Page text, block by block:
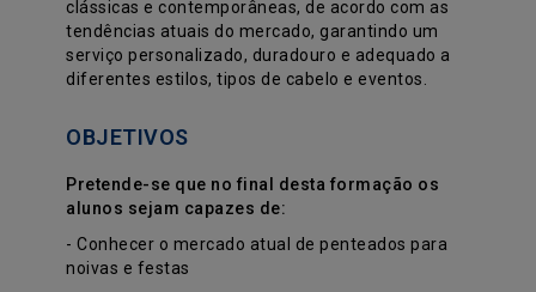
clássicas e contemporâneas, de acordo com as
tendências atuais do mercado, garantindo um
serviço personalizado, duradouro e adequado a
diferentes estilos, tipos de cabelo e eventos.
OBJETIVOS
Pretende-se que no final desta formação os
alunos sejam capazes de:
- Conhecer o mercado atual de penteados para
noivas e festas